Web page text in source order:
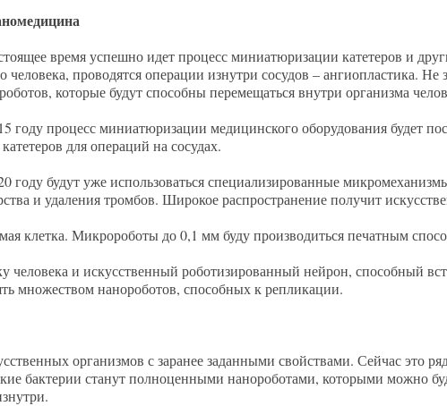
время успешно идет процесс миниатюризации катетеров и
человека, проводятся операции изнутри сосудов – ангиопластика. Не
которые будут способны перемещаться внутри организма
году процесс миниатюризации медицинского оборудования будет
катетеров для операций на сосудах.
году будут уже использоваться специализированные
и удаления тромбов. Широкое распространение получит
клетка. Микророботы до 0,1 мм буду производиться печатным
человека и искусственный роботизированный нейрон, способный
множеством нанороботов, способных к репликации.
организмов с заранее заданными свойствами. Сейчас это
бактерии станут полноценными нанороботами, которыми можно